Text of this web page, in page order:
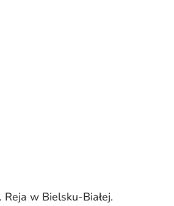
w Bielsku-Białej.